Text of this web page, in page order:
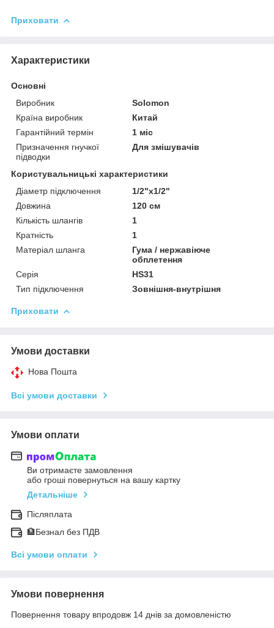
Приховати
Характеристики
Основні
Виробник
Solomon
Країна виробник
Китай
Гарантійний термін
1 міс
Призначення гнучкої
підводки
Для змішувачів
Користувальницькі характеристики
Діаметр підключення
1/2"x1/2"
Довжина
120 см
Кількість шлангів
1
Кратність
1
Матеріал шланга
Гума / нержавіюче
обплетення
Серія
HS31
Тип підключення
Зовнішня-внутрішня
Приховати
Умови доставки
Нова Пошта
Всі умови доставки
Умови оплати
Ви отримаєте замовлення
або гроші повернуться на вашу картку
Детальніше
Післяплата
🏦Безнал без ПДВ
Всі умови оплати
Умови повернення
Повернення товару впродовж 14 днів за домовленістю